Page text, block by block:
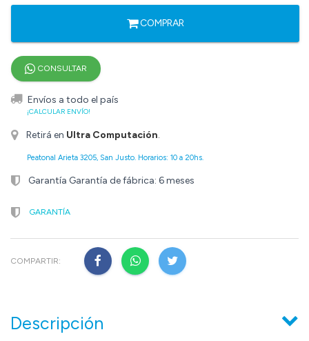
COMPRAR
CONSULTAR
Envíos a todo el país
¡CALCULAR ENVÍO!
Retirá en Ultra Computación.
Peatonal Arieta 3205, San Justo. Horarios: 10 a 20hs.
Garantía Garantía de fábrica: 6 meses
GARANTÍA
COMPARTIR:
Descripción